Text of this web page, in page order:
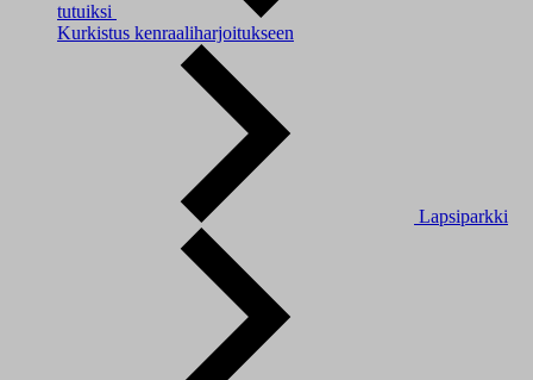
tutuiksi
Kurkistus kenraaliharjoitukseen
Lapsiparkki